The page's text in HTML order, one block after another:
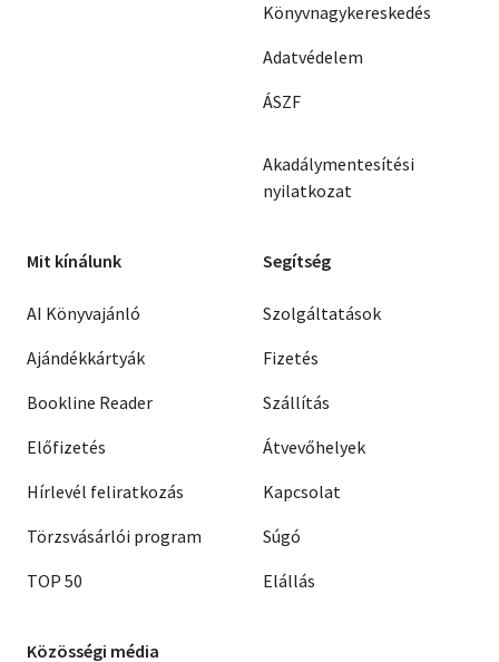
Könyvnagykereskedés
Adatvédelem
ÁSZF
Akadálymentesítési
nyilatkozat
Mit kínálunk
AI Könyvajánló
Ajándékkártyák
Bookline Reader
Előfizetés
Hírlevél feliratkozás
Törzsvásárlói program
TOP 50
Segítség
Szolgáltatások
Fizetés
Szállítás
Átvevőhelyek
Kapcsolat
Súgó
Elállás
Közösségi média